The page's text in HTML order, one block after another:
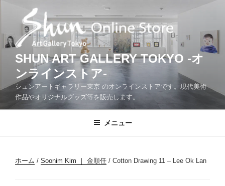
キ
SHUN ART GALLERY TOKYO -オ
ンラインストア-
シュンアートギャラリー東京 のオンラインストアです。現代美術
作品やオリジナルグッズ等を販売します。
メニュー
ホーム / Soonim Kim ｜ 金順任 / Cotton Drawing 11 – Lee Ok Lan